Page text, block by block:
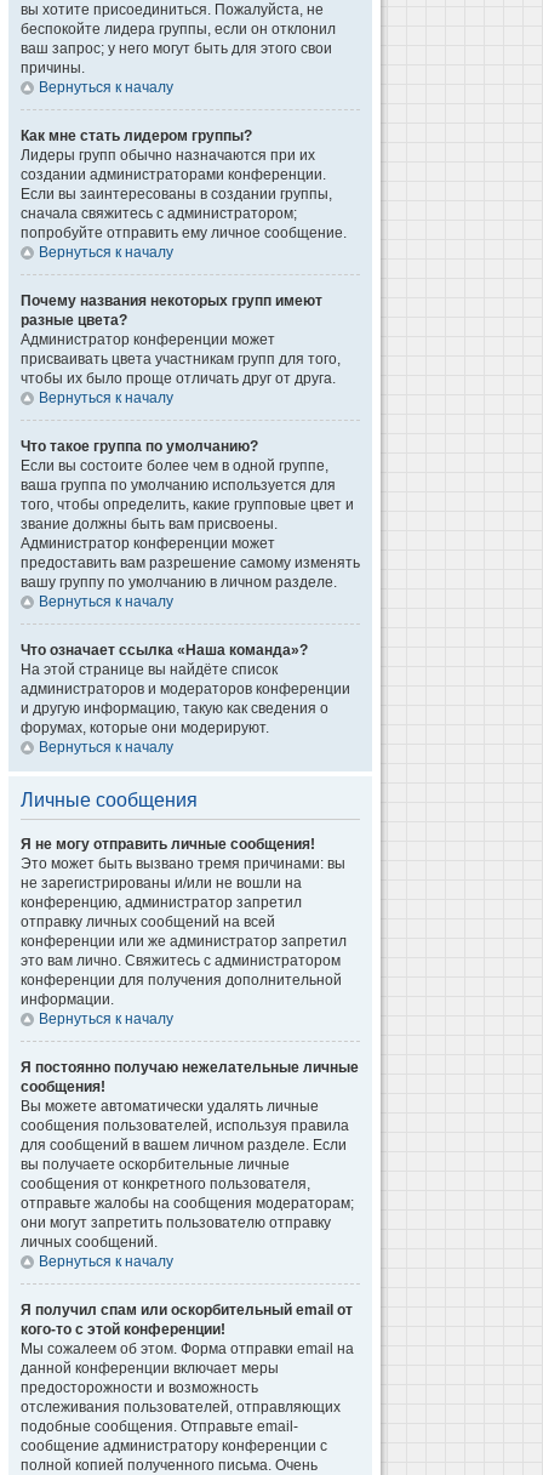
вы хотите присоединиться. Пожалуйста, не
беспокойте лидера группы, если он отклонил
ваш запрос; у него могут быть для этого свои
причины.
Вернуться к началу
Как мне стать лидером группы?
Лидеры групп обычно назначаются при их
создании администраторами конференции.
Если вы заинтересованы в создании группы,
сначала свяжитесь с администратором;
попробуйте отправить ему личное сообщение.
Вернуться к началу
Почему названия некоторых групп имеют
разные цвета?
Администратор конференции может
присваивать цвета участникам групп для того,
чтобы их было проще отличать друг от друга.
Вернуться к началу
Что такое группа по умолчанию?
Если вы состоите более чем в одной группе,
ваша группа по умолчанию используется для
того, чтобы определить, какие групповые цвет и
звание должны быть вам присвоены.
Администратор конференции может
предоставить вам разрешение самому изменять
вашу группу по умолчанию в личном разделе.
Вернуться к началу
Что означает ссылка «Наша команда»?
На этой странице вы найдёте список
администраторов и модераторов конференции
и другую информацию, такую как сведения о
форумах, которые они модерируют.
Вернуться к началу
Личные сообщения
Я не могу отправить личные сообщения!
Это может быть вызвано тремя причинами: вы
не зарегистрированы и/или не вошли на
конференцию, администратор запретил
отправку личных сообщений на всей
конференции или же администратор запретил
это вам лично. Свяжитесь с администратором
конференции для получения дополнительной
информации.
Вернуться к началу
Я постоянно получаю нежелательные личные
сообщения!
Вы можете автоматически удалять личные
сообщения пользователей, используя правила
для сообщений в вашем личном разделе. Если
вы получаете оскорбительные личные
сообщения от конкретного пользователя,
отправьте жалобы на сообщения модераторам;
они могут запретить пользователю отправку
личных сообщений.
Вернуться к началу
Я получил спам или оскорбительный email от
кого-то с этой конференции!
Мы сожалеем об этом. Форма отправки email на
данной конференции включает меры
предосторожности и возможность
отслеживания пользователей, отправляющих
подобные сообщения. Отправьте email-
сообщение администратору конференции с
полной копией полученного письма. Очень